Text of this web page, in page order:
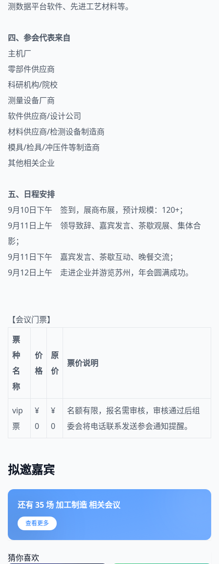
测数据平台软件、先进工艺材料等。
四、参会代表来自
主机厂
零部件供应商
科研机构/院校
测量设备厂商
软件供应商/设计公司
材料供应商/检测设备制造商
模具/检具/冲压件等制造商
其他相关企业
五、日程安排
9月10日下午 签到，展商布展，预计规模：120+；
9月11日上午 领导致辞、嘉宾发言、茶歇观展、集体合
影；
9月11日下午 嘉宾发言、茶歇互动、晚餐交流；
9月12日上午 走进企业并游览苏州，年会圆满成功。
【会议门票】
票
种
名
称
价
格
原
价
票价说明
vip
票
¥
0
¥
0
名额有限，报名需审核，审核通过后组
委会将电话联系发送参会通知提醒。
拟邀嘉宾
还有35场加工制造相关会议
查看更多
猜你喜欢